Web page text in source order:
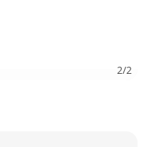
2/2